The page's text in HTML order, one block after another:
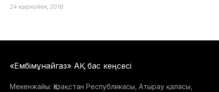
24 қыркүйек, 2018
«Ембімұнайгаз» АҚ бас кеңсесі
Мекенжайы: Қазақстан Республикасы, Атырау қаласы,